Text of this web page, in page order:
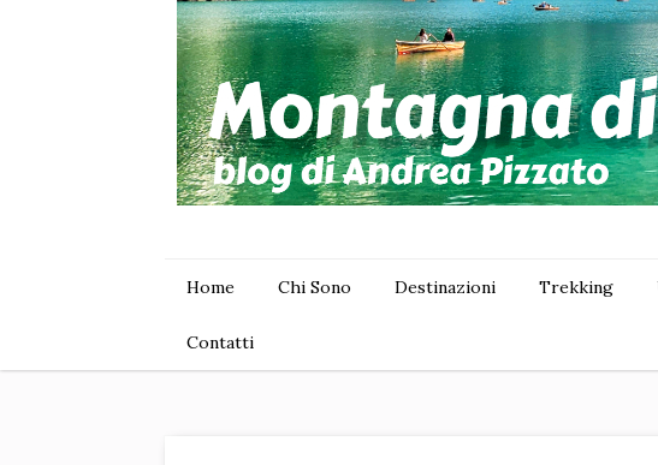
Home Chi Sono Destinazioni Trekking
Contatti